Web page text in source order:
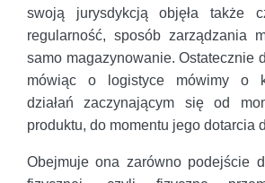
swoją jurysdykcją objęła także
regularność, sposób zarządzania
samo magazynowanie. Ostatecznie
mówiąc o logistyce mówimy o
działań zaczynającym się od
produktu, do momentu jego dotarcia
Obejmuje ona zarówno podejście